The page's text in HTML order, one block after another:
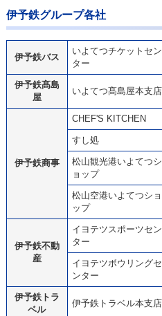
伊予鉄グループ各社
伊予鉄バス
いよてつチケットセン
ター
伊予鉄髙島
屋
いよてつ髙島屋本支店
伊予鉄商事
CHEF'S KITCHEN
すし処
松山観光港いよてつシ
ョップ
松山空港いよてつショ
ップ
伊予鉄不動
産
イヨテツスポーツセン
ター
イヨテツボウリングセ
ンター
伊予鉄トラ
ベル
伊予鉄トラベル本支店